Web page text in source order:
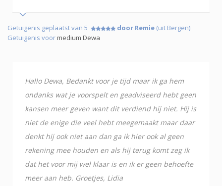
Getuigenis geplaatst van 5 door Remie (uit Bergen)
Getuigenis voormedium Dewa
Hallo Dewa, Bedankt voor je tijd maar ik ga hem
ondanks wat je voorspelt en geadviseerd hebt geen
kansen meer geven want dit verdiend hij niet. Hij is
niet de enige die veel hebt meegemaakt maar daar
denkt hij ook niet aan dan ga ik hier ook al geen
rekening mee houden en als hij terug komt zeg ik
dat het voor mij wel klaar is en ik er geen behoefte
meer aan heb. Groetjes, Lidia